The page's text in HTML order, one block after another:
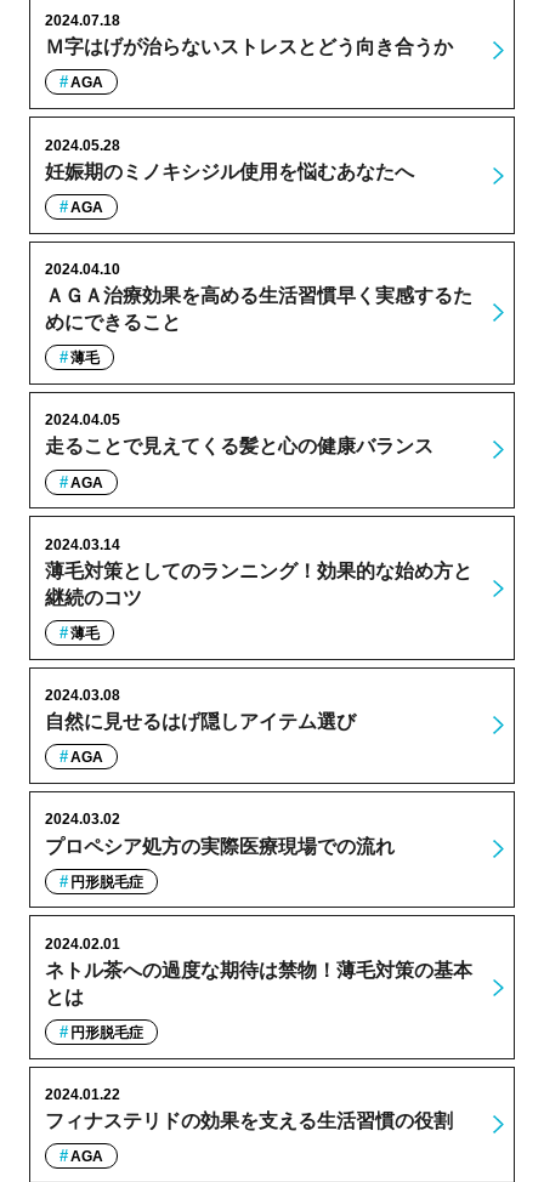
Ｍ字はげが治らないストレスとどう向き合うか
2024.07.18
AGA
妊娠期のミノキシジル使用を悩むあなたへ
2024.05.28
AGA
ＡＧＡ治療効果を高める生活習慣早く実感するた
めにできること
2024.04.10
薄毛
走ることで見えてくる髪と心の健康バランス
2024.04.05
AGA
薄毛対策としてのランニング！効果的な始め方と
継続のコツ
2024.03.14
薄毛
自然に見せるはげ隠しアイテム選び
2024.03.08
AGA
プロペシア処方の実際医療現場での流れ
2024.03.02
円形脱毛症
ネトル茶への過度な期待は禁物！薄毛対策の基本
とは
2024.02.01
円形脱毛症
フィナステリドの効果を支える生活習慣の役割
2024.01.22
AGA